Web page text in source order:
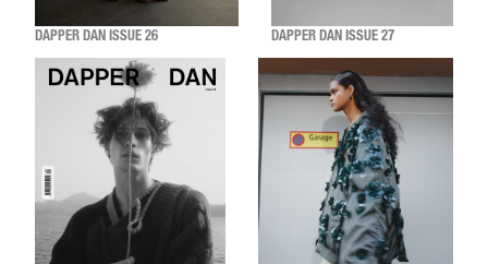
DAPPER DAN ISSUE 26 DAPPER DAN ISSUE 27